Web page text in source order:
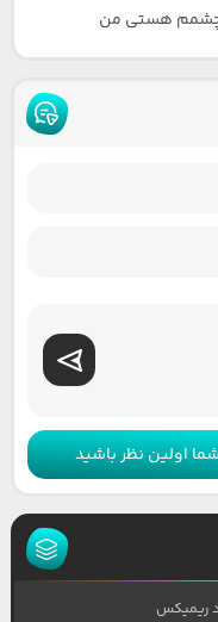
چشمم هستی من
اولین نظر باشید
ریمیکس